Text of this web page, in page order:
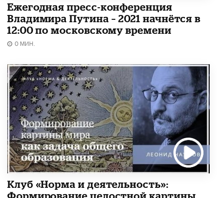
Ежегодная пресс-конференция
Владимира Путина – 2021 начнётся в
12:00 по московскому времени
0 МИН.
Клуб «Норма и деятельность»:
Формирование целостной картины